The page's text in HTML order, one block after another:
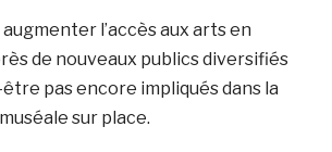
l’accès aux arts en
de nouveaux publics diversifiés
pas encore impliqués dans la
sur place.